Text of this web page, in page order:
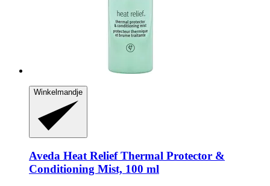
Winkelmandje
Aveda Heat Relief Thermal Protector &
Conditioning Mist, 100 ml